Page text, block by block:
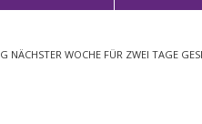
WOCHE FÜR ZWEI TAGE